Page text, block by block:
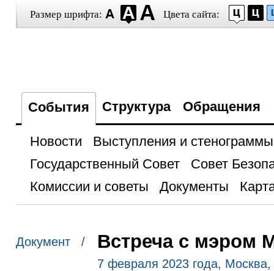
Размер шрифта: Цвета сайта:
События Структура Обращения
Новости
Выступления и стенограммы
Государственный Совет
Совет
Комиссии и советы
Документы
Документ / Встреча с мэром
7 февраля 2023 года,